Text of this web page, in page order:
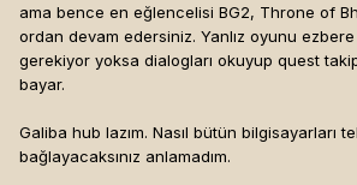
ama bence en eğlencelisi BG2, Throne of
ordan devam edersiniz. Yanlız oyunu
gerekiyor yoksa dialogları okuyup quest
bayar.
Galiba hub lazım. Nasıl bütün bilgisayarları
bağlayacaksınız anlamadım.